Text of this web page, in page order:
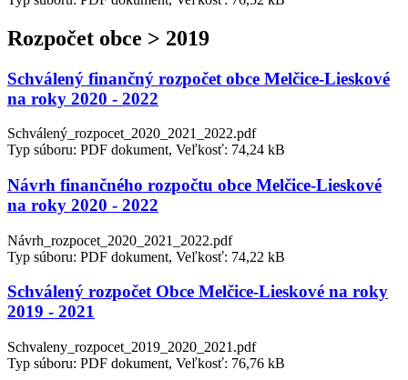
Rozpočet obce > 2019
Schválený finančný rozpočet obce Melčice-Lieskové
na roky 2020 - 2022
Schválený_rozpocet_2020_2021_2022.pdf
Typ súboru: PDF dokument, Veľkosť: 74,24 kB
Návrh finančného rozpočtu obce Melčice-Lieskové
na roky 2020 - 2022
Návrh_rozpocet_2020_2021_2022.pdf
Typ súboru: PDF dokument, Veľkosť: 74,22 kB
Schválený rozpočet Obce Melčice-Lieskové na roky
2019 - 2021
Schvaleny_rozpocet_2019_2020_2021.pdf
Typ súboru: PDF dokument, Veľkosť: 76,76 kB